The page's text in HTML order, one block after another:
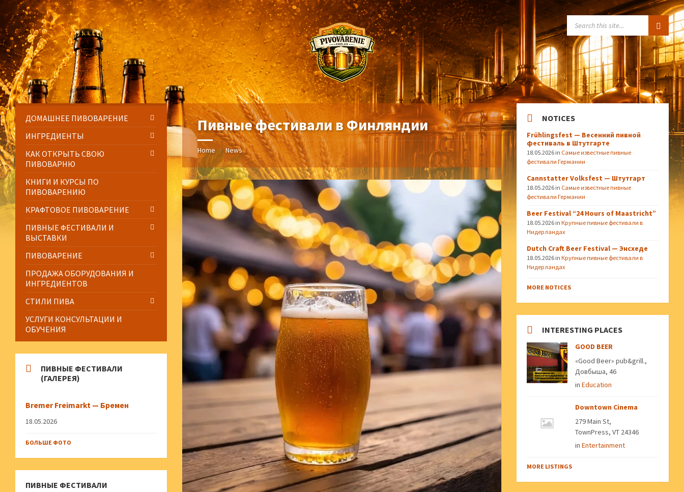
to
content
to
left
sidebar
to
right
sidebar
to
footer
Пивные фестивали в Финляндии
Home / News
ДОМАШНЕЕ ПИВОВАРЕНИЕ
ИНГРЕДИЕНТЫ
КАК ОТКРЫТЬ СВОЮ
ПИВОВАРНЮ
КНИГИ И КУРСЫ ПО
ПИВОВАРЕНИЮ
КРАФТОВОЕ ПИВОВАРЕНИЕ
ПИВНЫЕ ФЕСТИВАЛИ И
ВЫСТАВКИ
ПИВОВАРЕНИЕ
ПРОДАЖА ОБОРУДОВАНИЯ И
ИНГРЕДИЕНТОВ
СТИЛИ ПИВА
УСЛУГИ КОНСУЛЬТАЦИИ И
ОБУЧЕНИЯ
ПИВНЫЕ ФЕСТИВАЛИ
(ГАЛЕРЕЯ)
Bremer Freimarkt — Бремен
18.05.2026
БОЛЬШЕ ФОТО
ПИВНЫЕ ФЕСТИВАЛИ
NOTICES
Frühlingsfest — Весенний пивной
фестиваль в Штутгарте
18.05.2026 in Самые известные пивные
фестивали Германии
Cannstatter Volksfest — Штутгарт
18.05.2026 in Самые известные пивные
фестивали Германии
Beer Festival “24 Hours of Maastricht”
18.05.2026 inКрупные пивные фестивали в
Нидерландах
Dutch Craft Beer Festival — Энсхеде
18.05.2026 inКрупные пивные фестивали в
Нидерландах
MORE NOTICES
INTERESTING PLACES
GOOD BEER
«Good Beer» pub&grill.,
Довбыша, 46
inEducation
Downtown Cinema
279 Main St,
TownPress, VT 24346
inEntertainment
MORE LISTINGS